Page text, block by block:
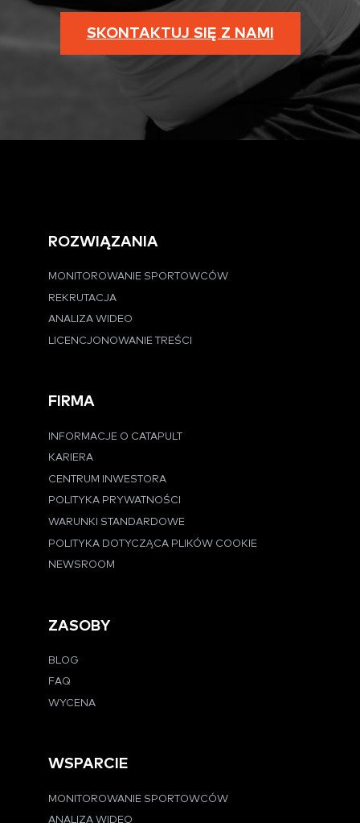
SKONTAKTUJ SIĘ Z NAMI
ROZWIĄZANIA
MONITOROWANIE SPORTOWCÓW
REKRUTACJA
ANALIZA WIDEO
LICENCJONOWANIE TREŚCI
FIRMA
INFORMACJE O CATAPULT
KARIERA
CENTRUM INWESTORA
POLITYKA PRYWATNOŚCI
WARUNKI STANDARDOWE
POLITYKA DOTYCZĄCA PLIKÓW COOKIE
NEWSROOM
ZASOBY
BLOG
FAQ
WYCENA
WSPARCIE
MONITOROWANIE SPORTOWCÓW
ANALIZA WIDEO